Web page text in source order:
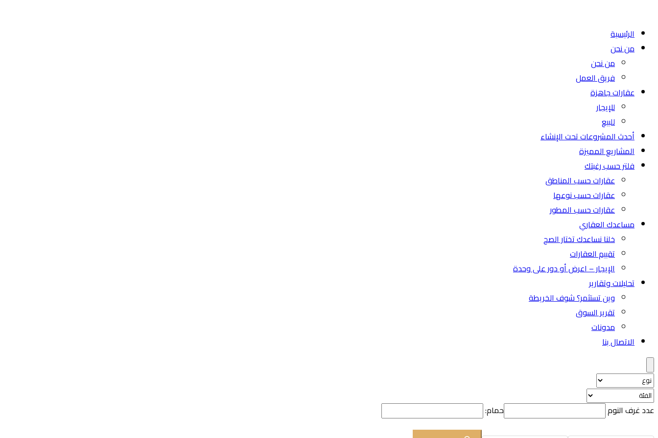
الرئيسية
من نحن
من نحن
فريق العمل
عقارات جاهزة
للإيجار
للبيع
أحدث المشروعات تحت الإنشاء
المشاريع المميزة
فلتر حسب رغبتك
عقارات حسب المناطق
عقارات حسب نوعها
عقارات حسب المطور
مساعدك العقاري
خلنا نساعدك تختار الصح
تقييم العقارات
الإيجار – اعرض أو دور على وحدة
تحليلات وتقارير
وين تستثمر؟ شوف الخريطة
تقرير السوق
مدونات
الاتصال بنا
عدد غرف النوم حمام: